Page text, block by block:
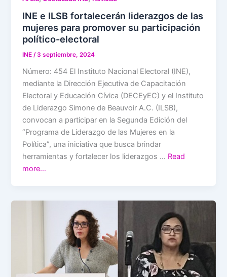
INE e ILSB fortalecerán liderazgos de las
mujeres para promover su participación
político-electoral
INE/3 septiembre, 2024
Número: 454 El Instituto Nacional Electoral (INE),
mediante la Dirección Ejecutiva de Capacitación
Electoral y Educación Cívica (DECEyEC) y el Instituto
de Liderazgo Simone de Beauvoir A.C. (ILSB),
convocan a participar en la Segunda Edición del
“Programa de Liderazgo de las Mujeres en la
Política”, una iniciativa que busca brindar
herramientas y fortalecer los liderazgos … Read
more…